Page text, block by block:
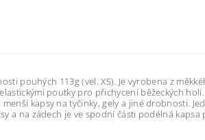
pouhých 113g (vel. XS). Je vyrobena z
poutky pro přichycení běžeckých
kapsy na tyčinky, gely a jiné drobnosti.
a na zádech je ve spodní části podélná